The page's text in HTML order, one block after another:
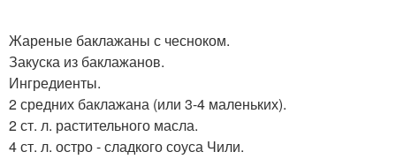
Жареные баклажаны с чесноком.
Закуска из баклажанов.
Ингредиенты.
2 средних баклажана (или 3-4 маленьких).
2 ст. л. растительного масла.
4 ст. л. остро - сладкого соуса Чили.